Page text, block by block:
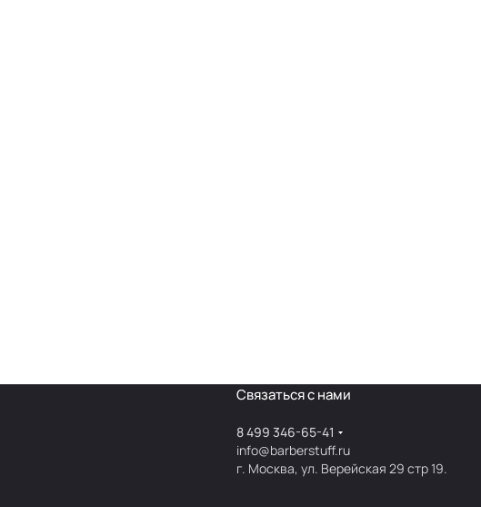
Связаться с нами
8 499 346-65-41
info@barberstuff.ru
г. Москва, ул. Верейская 29 стр 19.